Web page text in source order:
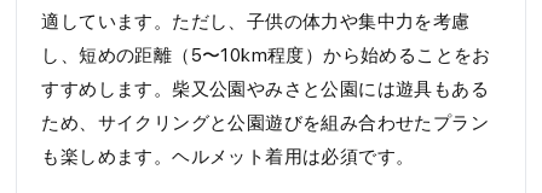
適しています。ただし、子供の体力や集中力を考慮
し、短めの距離（5〜10km程度）から始めることをお
すすめします。柴又公園やみさと公園には遊具もある
ため、サイクリングと公園遊びを組み合わせたプラン
も楽しめます。ヘルメット着用は必須です。